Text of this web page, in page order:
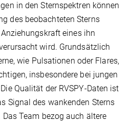
in den Sternspektren können
des beobachteten Sterns
eines ihn
wird. Grundsätzlich
wie Pulsationen oder Flares,
insbesondere bei jungen
Qualität der RVSPY-Daten ist
Signal des wankenden Sterns
Team bezog auch ältere